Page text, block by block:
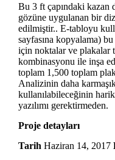
Bu 3 ft çapındaki kazan
gözüne uygulanan bir
edilmiştir.. E-tabloyu
sayfasına kopyalama)
için noktalar ve plakalar
kombinasyonu ile inşa
toplam 1,500 toplam
Analizinin daha
kullanılabileceğinin
yazılımı gerektirmeden.
Proje detayları
Tarih Haziran 14, 2017